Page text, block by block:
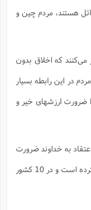
هستند، مردم چین و
که اخلاق بدون
در این رابطه بسیار
را ضرورت ارزشهای خیر و
به خداوند ضرورت
ارزشهای خیر است در 9 کشور جهان افزایش پیدا کرده است و در 10 کشور